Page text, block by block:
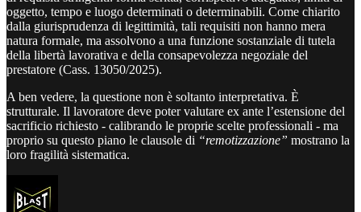
oggetto, tempo e luogo determinati o determinabili. Come chiarito
dalla giurisprudenza di legittimità, tali requisiti non hanno mera
natura formale, ma assolvono a una funzione sostanziale di tutela
della libertà lavorativa e della consapevolezza negoziale del
prestatore (Cass. 13050/2025).
A ben vedere, la questione non è soltanto interpretativa. È
strutturale. Il lavoratore deve poter valutare ex ante l’estensione del
sacrificio richiesto - calibrando le proprie scelte professionali - ma
proprio su questo piano le clausole di “remotizzazione” mostrano la
loro fragilità sistematica.